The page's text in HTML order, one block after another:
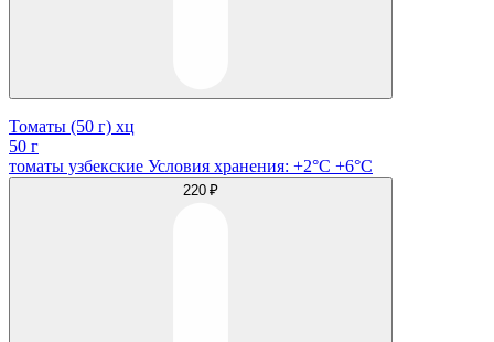
Томаты (50 г) хц
50 г
томаты узбекские Условия хранения: +2°C +6°C
220 ₽